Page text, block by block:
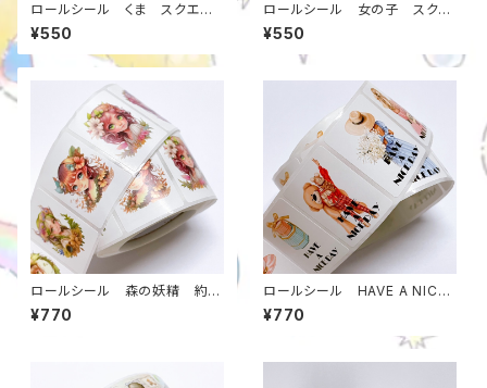
ロールシール くま スクエ
ア 25ミリ 約500枚入り （1
ロール） 当店オリジナル m00
000000766
¥550
ロールシール 女の子 スクエ
ア 25ミリ 約500枚入り（1ロ
ール） m00000000765
¥550
ロールシール 森の妖精 約4
*3センチ 1巻（約500枚） 当
店オリジナル m0000000072
¥770
ロールシール HAVE A NICE
DAY 約4*3センチ 1巻（約50
0枚） 女の子 くま 当店オリ
ジナル m00000000721
¥770